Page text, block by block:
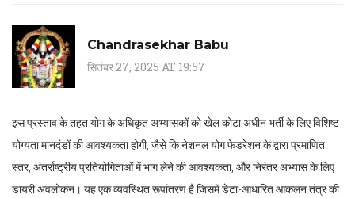
Chandrasekhar Babu
सितंबर 27, 2025 AT 19:57
इस प्रस्ताव के तहत योग के अधिकृत अभ्यासकों को खेल कोटा अधीन भर्ती के लिए विशिष्ट
योग्यता मानदंडों की आवश्यकता होगी, जैसे कि नेशनल योग फेडरेशन के द्वारा प्रमाणित
स्तर, अंतर्राष्ट्रीय प्रतियोगिताओं में भाग लेने की आवश्यकता, और निरंतर अभ्यास के लिए
डायरी अवलोकन। यह एक व्यवस्थित रूपांतरण है जिसमें डेटा-आधारित आकलन तंत्र की